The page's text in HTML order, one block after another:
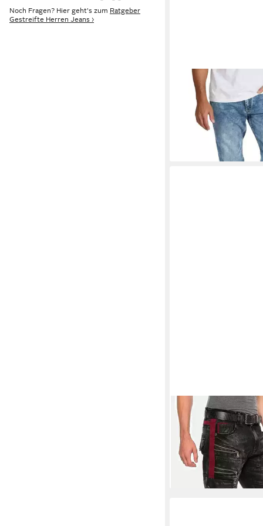
Noch Fragen? Hier geht's zum Ratgeber
Gestreifte Herren Jeans ›
RIVERSOStraight-
Jeanshose RIVChris
Denim Hose mit
59,99 €
+2
CIPO & BAXX
mit auffälligen
120,99 €
UVP139,99 €
-14%